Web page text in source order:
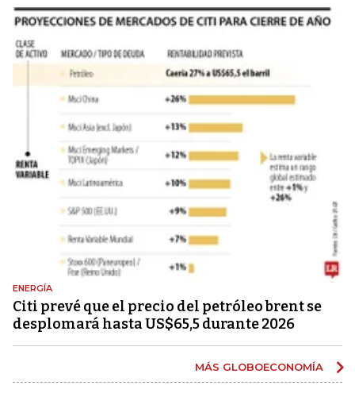
ENERGÍA
Citi prevé que el precio del petróleo brent se
desplomará hasta US$65,5 durante 2026
MÁS GLOBOECONOMÍA